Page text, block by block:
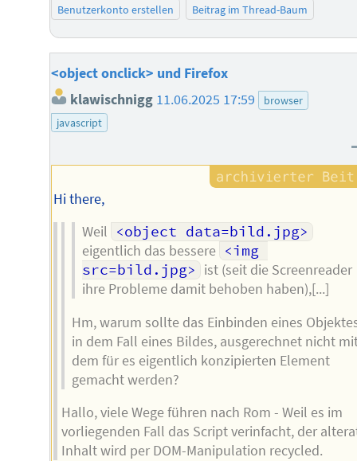
Benutzerkonto erstellen
Beitrag im Thread-Baum
<object onclick> und Firefox
klawischnigg 11.06.2025 17:59
browser
javascript
Hi there,
Weil <object data=bild.jpg>
eigentlich das bessere <img
src=bild.jpg> ist (seit die Screenreader
ihre Probleme damit behoben haben),[...]
Hm, warum sollte das Einbinden eines
in dem Fall eines Bildes, ausgerechnet nicht
dem für es eigentlich konzipierten Element
gemacht werden?
Hallo, viele Wege führen nach Rom - Weil es im
vorliegenden Fall das Script verinfacht, der
Inhalt wird per DOM-Manipulation recycled.